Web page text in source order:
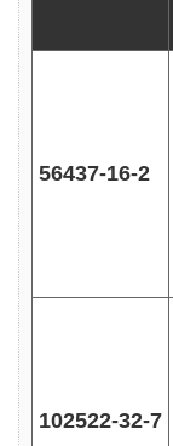
56437-16-2
102522-32-7